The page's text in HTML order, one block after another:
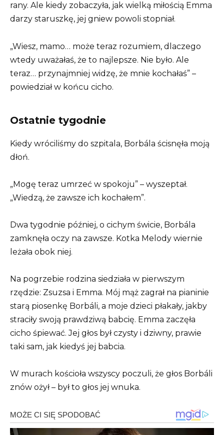
rany. Ale kiedy zobaczyła, jak wielką miłością Emma
darzy staruszkę, jej gniew powoli stopniał.
„Wiesz, mamo… może teraz rozumiem, dlaczego
wtedy uważałaś, że to najlepsze. Nie było. Ale
teraz… przynajmniej widzę, że mnie kochałaś” –
powiedział w końcu cicho.
Ostatnie tygodnie
Kiedy wróciliśmy do szpitala, Borbála ścisnęła moją
dłoń.
„Mogę teraz umrzeć w spokoju” – wyszeptał.
„Wiedzą, że zawsze ich kochałem”.
Dwa tygodnie później, o cichym świcie, Borbála
zamknęła oczy na zawsze. Kotka Melody wiernie
leżała obok niej.
Na pogrzebie rodzina siedziała w pierwszym
rzędzie: Zsuzsa i Emma. Mój mąż zagrał na pianinie
starą piosenkę Borbáli, a moje dzieci płakały, jakby
straciły swoją prawdziwą babcię. Emma zaczęła
cicho śpiewać. Jej głos był czysty i dziwny, prawie
taki sam, jak kiedyś jej babcia.
W murach kościoła wszyscy poczuli, że głos Borbáli
znów ożył – był to głos jej wnuka.